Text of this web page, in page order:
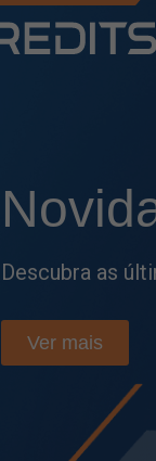
Fique
e tome